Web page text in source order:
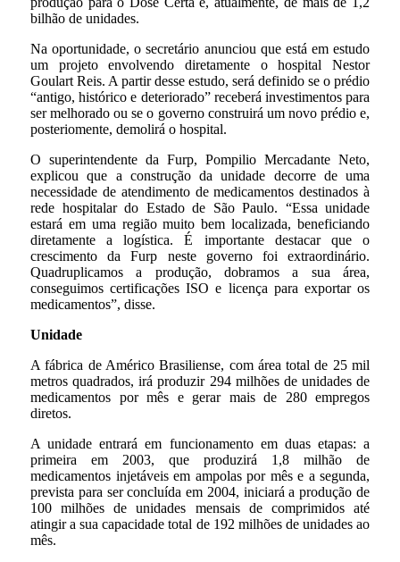
bilhão de unidades.
Na oportunidade, o secretário anunciou que está em estudo
um projeto envolvendo diretamente o hospital Nestor
Goulart Reis. A partir desse estudo, será definido se o prédio
“antigo, histórico e deteriorado” receberá investimentos para
ser melhorado ou se o governo construirá um novo prédio e,
posteriomente, demolirá o hospital.
O superintendente da Furp, Pompilio Mercadante Neto,
explicou que a construção da unidade decorre de uma
necessidade de atendimento de medicamentos destinados à
rede hospitalar do Estado de São Paulo. “Essa unidade
estará em uma região muito bem localizada, beneficiando
diretamente a logística. É importante destacar que o
crescimento da Furp neste governo foi extraordinário.
Quadruplicamos a produção, dobramos a sua área,
conseguimos certificações ISO e licença para exportar os
medicamentos”, disse.
Unidade
A fábrica de Américo Brasiliense, com área total de 25 mil
metros quadrados, irá produzir 294 milhões de unidades de
medicamentos por mês e gerar mais de 280 empregos
diretos.
A unidade entrará em funcionamento em duas etapas: a
primeira em 2003, que produzirá 1,8 milhão de
medicamentos injetáveis em ampolas por mês e a segunda,
prevista para ser concluída em 2004, iniciará a produção de
100 milhões de unidades mensais de comprimidos até
atingir a sua capacidade total de 192 milhões de unidades ao
mês.